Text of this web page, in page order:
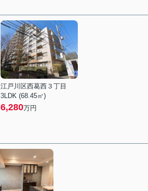
江戸川区西葛西３丁目
3LDK (68.45㎡)
6,280万円